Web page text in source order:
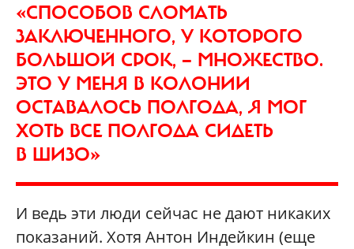
«СПОСОБОВ СЛОМАТЬ
ЗАКЛЮЧЕННОГО, У КОТОРОГО
БОЛЬШОЙ СРОК, — МНОЖЕСТВО.
ЭТО У МЕНЯ В КОЛОНИИ
ОСТАВАЛОСЬ ПОЛГОДА, Я МОГ
ХОТЬ ВСЕ ПОЛГОДА СИДЕТЬ
В ШИЗО»
И ведь эти люди сейчас не дают никаких
показаний. Хотя Антон Индейкин (еще